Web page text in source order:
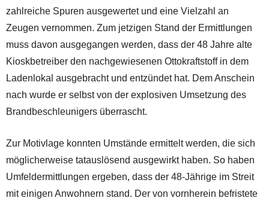
zahlreiche Spuren ausgewertet und eine Vielzahl an
Zeugen vernommen. Zum jetzigen Stand der Ermittlungen
muss davon ausgegangen werden, dass der 48 Jahre alte
Kioskbetreiber den nachgewiesenen Ottokraftstoff in dem
Ladenlokal ausgebracht und entzündet hat. Dem Anschein
nach wurde er selbst von der explosiven Umsetzung des
Brandbeschleunigers überrascht.
Zur Motivlage konnten Umstände ermittelt werden, die sich
möglicherweise tatauslösend ausgewirkt haben. So haben
Umfeldermittlungen ergeben, dass der 48-Jährige im Streit
mit einigen Anwohnern stand. Der von vornherein befristete